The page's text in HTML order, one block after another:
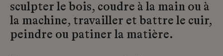
sculpter le bois, coudre à la main ou à
la machine, travailler et battre le cuir,
peindre ou patiner la matière.